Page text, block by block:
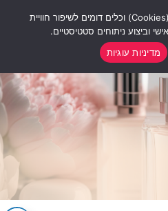
באתר נעשה שימוש בעוגיות (Cookies) וכלים דומים לשיפור חוויית
וביצוע ניתוחים סטטיסטיים.
מדיניות עוגיות